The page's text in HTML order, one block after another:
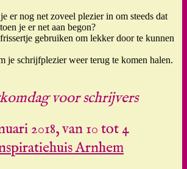
er nog net zoveel plezier in om steeds dat
je er net aan begon?
gebruiken om lekker door te kunnen
je schrijfplezier weer terug te komen halen.
voor schrijvers
2018, van 10 tot 4
Arnhem